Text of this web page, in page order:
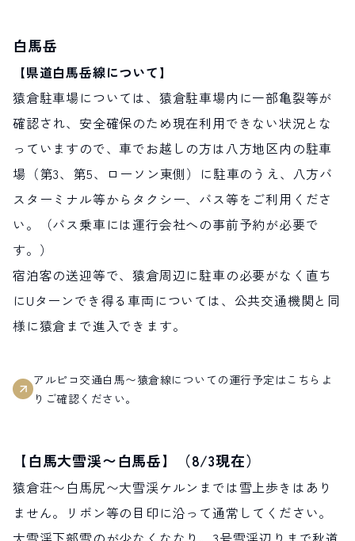
白馬岳
【県道白馬岳線について】
猿倉駐車場については、猿倉駐車場内に一部亀裂等が
確認され、安全確保のため現在利用できない状況とな
っていますので、車でお越しの方は八方地区内の駐車
場（第3、第5、ローソン東側）に駐車のうえ、八方バ
スターミナル等からタクシー、バス等をご利用くださ
い。（バス乗車には運行会社への事前予約が必要で
す。）
宿泊客の送迎等で、猿倉周辺に駐車の必要がなく直ち
にUターンでき得る車両については、公共交通機関と同
様に猿倉まで進入できます。
アルピコ交通白馬〜猿倉線についての運行予定はこちらよ
りご確認ください。
【白馬大雪渓〜白馬岳】（8/3現在）
猿倉荘〜白馬尻〜大雪渓ケルンまでは雪上歩きはあり
ません。リボン等の目印に沿って通常してください。